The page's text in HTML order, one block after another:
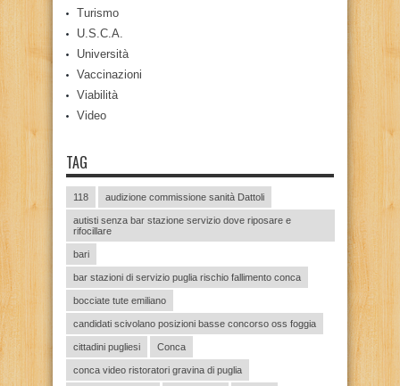
Turismo
U.S.C.A.
Università
Vaccinazioni
Viabilità
Video
TAG
118 audizione commissione sanità Dattoli
autisti senza bar stazione servizio dove riposare e
rifocillare
bari
bar stazioni di servizio puglia rischio fallimento conca
bocciate tute emiliano
candidati scivolano posizioni basse concorso oss foggia
cittadini pugliesi Conca
conca video ristoratori gravina di puglia